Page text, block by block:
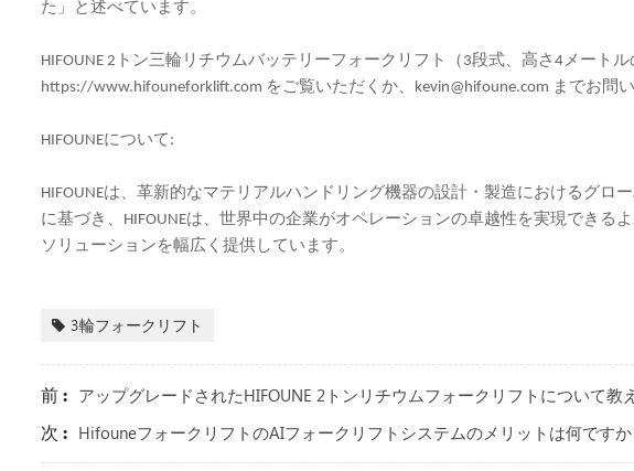
た」と述べています。
HIFOUNE 2トン三輪リチウムバッテリーフォークリフト（3段式、高さ4メート
https://www.hifouneforklift.com をご覧いただくか、
kevin@hifoune.com までお問
HIFOUNEについて:
HIFOUNEは、革新的なマテリアルハンドリング機器の設計・製造におけるグロ
に基づき、HIFOUNEは、世界中の企業がオペレーションの卓越性を実現でき
ソリューションを幅広く提供しています。
3輪フォークリフト
前 : アップグレードされたHIFOUNE 2トンリチウムフォークリフトについて教
次 : HifouneフォークリフトのAIフォークリフトシステムのメリットは何ですか